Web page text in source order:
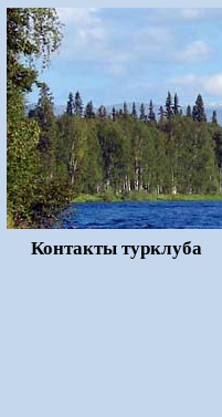
Контакты турклуба